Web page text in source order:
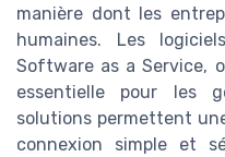
manière dont les
humaines. Les
Software as a Service,
essentielle pour les
solutions permettent
connexion simple et